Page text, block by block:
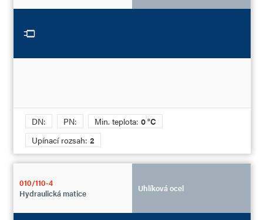
DN: PN: Min. teplota:0 °C
Upínací rozsah:2
010/110-4
Hydraulická matice
Uhlíková ocel